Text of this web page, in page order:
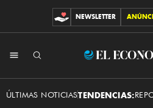
CONTRIBUCIONES
NEWSLETTER
El
ÚLTIMAS NOTICIASTENDENCIAS: